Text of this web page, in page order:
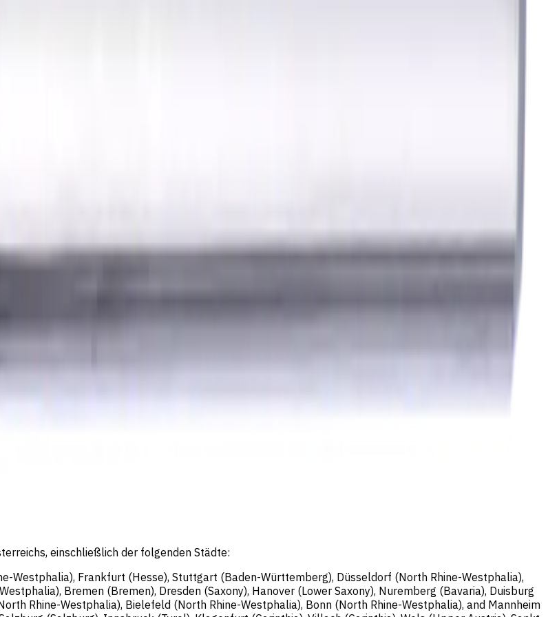
für CNC-Werkzeugmaschinen in der Metallbearbeitung
Registergericht: Amtsgericht Charlottenburg; Handelsregisternummer: HRB 258196 B;
Sergey Sysoev
einschließlich der folgenden Städte:
Westphalia), Frankfurt (Hesse), Stuttgart (Baden-Württemberg), Düsseldorf (North Rhine-Westphalia),
Bremen (Bremen), Dresden (Saxony), Hanover (Lower Saxony), Nuremberg (Bavaria), Duisburg
Rhine-Westphalia), Bielefeld (North Rhine-Westphalia), Bonn (North Rhine-Westphalia), and Mannheim